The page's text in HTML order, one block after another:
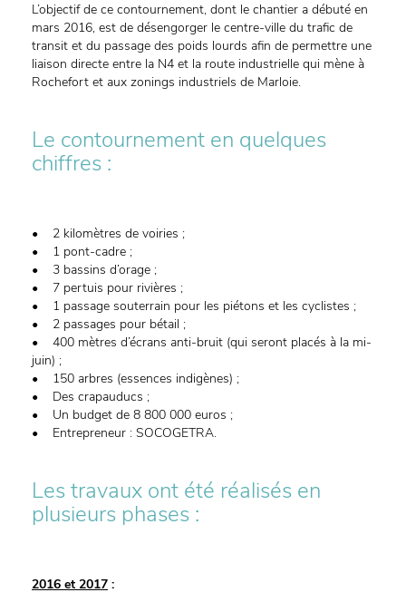
L’objectif de ce contournement, dont le chantier a débuté en
mars 2016, est de désengorger le centre-ville du trafic de
transit et du passage des poids lourds afin de permettre une
liaison directe entre la N4 et la route industrielle qui mène à
Rochefort et aux zonings industriels de Marloie.
Le contournement en quelques
chiffres :
• 2 kilomètres de voiries ;
• 1 pont-cadre ;
• 3 bassins d’orage ;
• 7 pertuis pour rivières ;
• 1 passage souterrain pour les piétons et les cyclistes ;
• 2 passages pour bétail ;
• 400 mètres d’écrans anti-bruit (qui seront placés à la mi-
juin) ;
• 150 arbres (essences indigènes) ;
• Des crapauducs ;
• Un budget de 8 800 000 euros ;
• Entrepreneur : SOCOGETRA.
Les travaux ont été réalisés en
plusieurs phases :
2016 et 2017 :